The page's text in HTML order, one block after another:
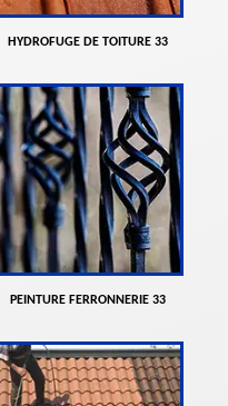
HYDROFUGE DE TOITURE 33
PEINTURE FERRONNERIE 33